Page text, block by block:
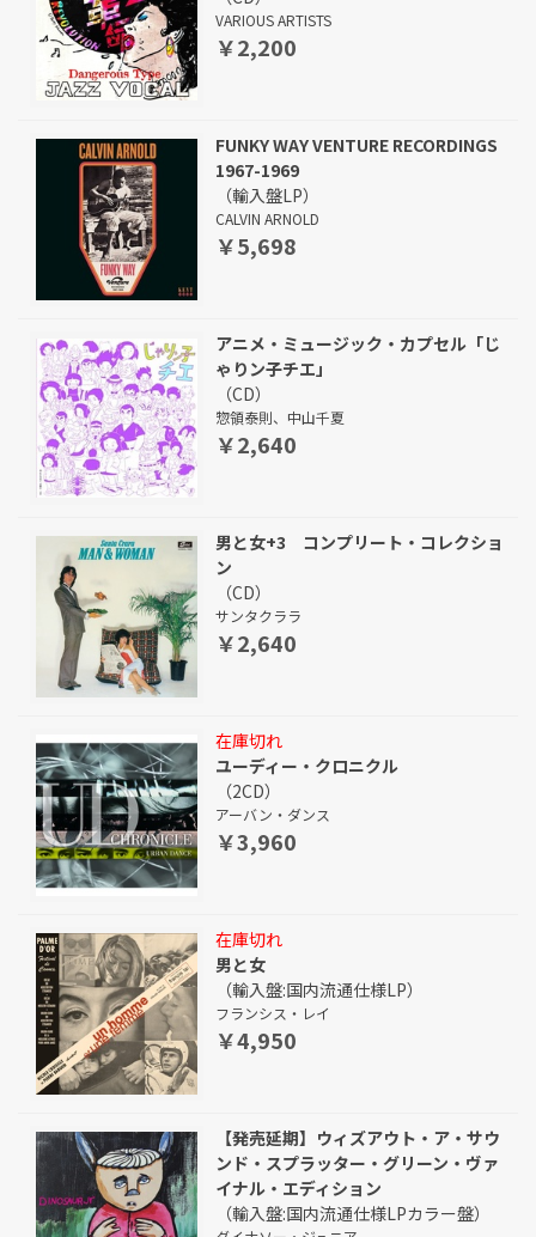
VARIOUS ARTISTS
￥2,200
FUNKY WAY VENTURE RECORDINGS
1967-1969
（輸入盤LP）
CALVIN ARNOLD
￥5,698
アニメ・ミュージック・カプセル「じ
ゃりン子チエ」
（CD）
惣領泰則、中山千夏
￥2,640
男と女+3 コンプリート・コレクショ
ン
（CD）
サンタクララ
￥2,640
在庫切れ
ユーディー・クロニクル
（2CD）
アーバン・ダンス
￥3,960
在庫切れ
男と女
（輸入盤:国内流通仕様LP）
フランシス・レイ
￥4,950
【発売延期】ウィズアウト・ア・サウ
ンド・スプラッター・グリーン・ヴァ
イナル・エディション
（輸入盤:国内流通仕様LPカラー盤）